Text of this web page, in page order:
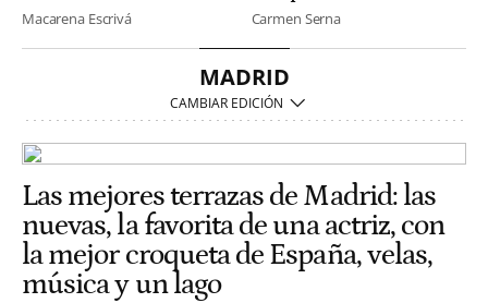
Macarena Escrivá Carmen Serna
MADRID
Las mejores terrazas de Madrid: las
nuevas, la favorita de una actriz, con
la mejor croqueta de España, velas,
música y un lago